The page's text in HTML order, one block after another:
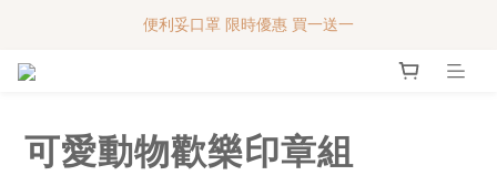
便利妥口罩 限時優惠 買一送一
MY BABY SHOP 7週年 多謝支持!!!
可愛動物歡樂印章組